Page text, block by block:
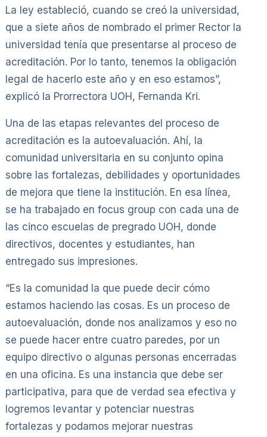
La ley estableció, cuando se creó la universidad,
que a siete años de nombrado el primer Rector la
universidad tenía que presentarse al proceso de
acreditación. Por lo tanto, tenemos la obligación
legal de hacerlo este año y en eso estamos”,
explicó la Prorrectora UOH, Fernanda Kri.
Una de las etapas relevantes del proceso de
acreditación es la autoevaluación. Ahí, la
comunidad universitaria en su conjunto opina
sobre las fortalezas, debilidades y oportunidades
de mejora que tiene la institución. En esa línea,
se ha trabajado en focus group con cada una de
las cinco escuelas de pregrado UOH, donde
directivos, docentes y estudiantes, han
entregado sus impresiones.
“Es la comunidad la que puede decir cómo
estamos haciendo las cosas. Es un proceso de
autoevaluación, donde nos analizamos y eso no
se puede hacer entre cuatro paredes, por un
equipo directivo o algunas personas encerradas
en una oficina. Es una instancia que debe ser
participativa, para que de verdad sea efectiva y
logremos levantar y potenciar nuestras
fortalezas y podamos mejorar nuestras